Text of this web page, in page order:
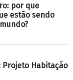
por que
estão sendo
Projeto Habitação